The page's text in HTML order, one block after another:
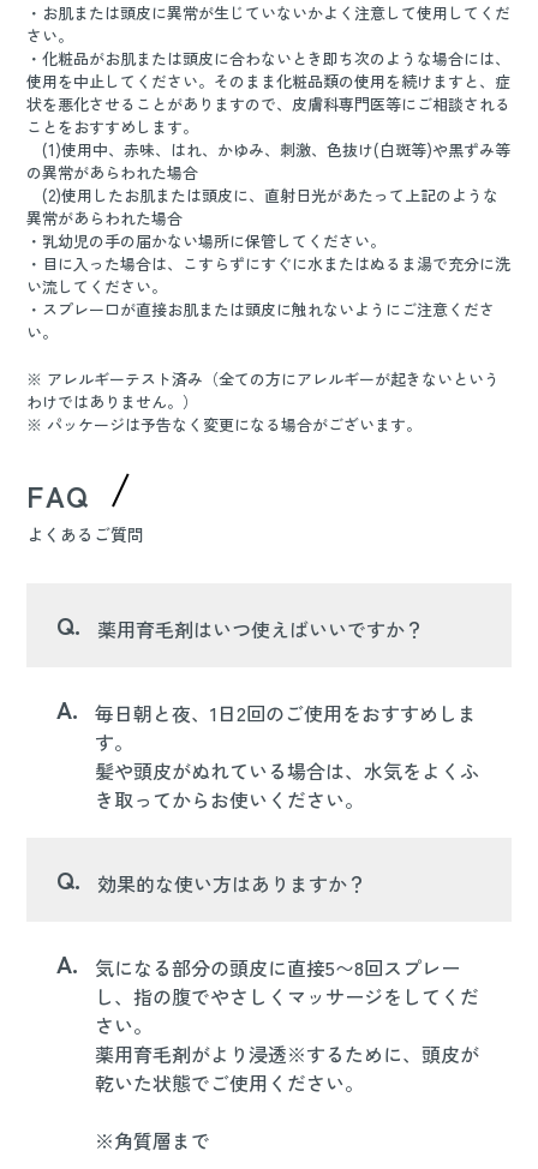
・お肌または頭皮に異常が生じていないかよく注意して使用してくだ
さい。
・化粧品がお肌または頭皮に合わないとき即ち次のような場合には、
使用を中止してください。そのまま化粧品類の使用を続けますと、症
状を悪化させることがありますので、皮膚科専門医等にご相談される
ことをおすすめします。
(1)使用中、赤味、はれ、かゆみ、刺激、色抜け(白斑等)や黒ずみ等
の異常があらわれた場合
(2)使用したお肌または頭皮に、直射日光があたって上記のような
異常があらわれた場合
・乳幼児の手の届かない場所に保管してください。
・目に入った場合は、こすらずにすぐに水またはぬるま湯で充分に洗
い流してください。
・スプレー口が直接お肌または頭皮に触れないようにご注意くださ
い。
※ アレルギーテスト済み（全ての方にアレルギーが起きないという
わけではありません。）
※ パッケージは予告なく変更になる場合がございます。
FAQ
よくあるご質問
Q. 薬用育毛剤はいつ使えばいいですか？
A.
毎日朝と夜、1日2回のご使用をおすすめしま
す。
髪や頭皮がぬれている場合は、水気をよくふ
き取ってからお使いください。
Q. 効果的な使い方はありますか？
A.
気になる部分の頭皮に直接5〜8回スプレー
し、指の腹でやさしくマッサージをしてくだ
さい。
薬用育毛剤がより浸透※するために、頭皮が
乾いた状態でご使用ください。
※角質層まで